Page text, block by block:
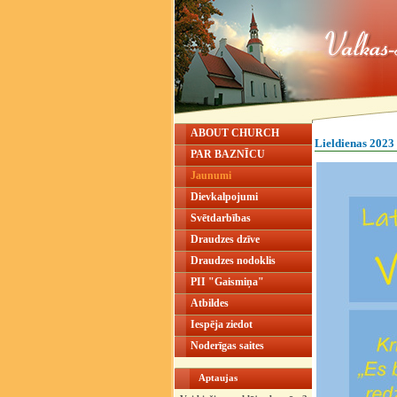
ABOUT CHURCH
PAR BAZNĪCU
Jaunumi
Dievkalpojumi
Svētdarbības
Draudzes dzīve
Draudzes nodoklis
PII "Gaismiņa"
Atbildes
Iespēja ziedot
Noderīgas saites
Aptaujas
Lieldienas 2023